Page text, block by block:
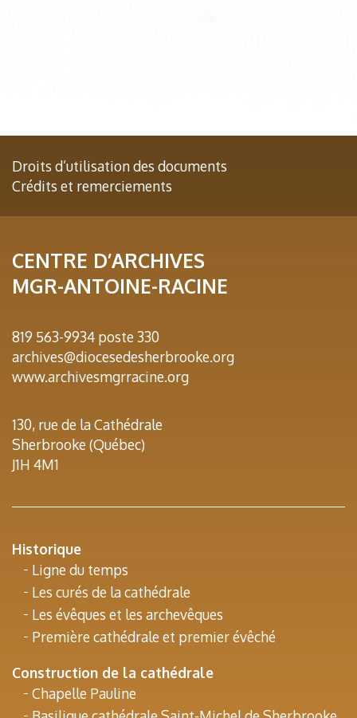
Droits d’utilisation des documents
Crédits et remerciements
CENTRE D’ARCHIVES
MGR-ANTOINE-RACINE
819 563-9934 poste 330
archives@diocesedesherbrooke.org
www.archivesmgrracine.org
130, rue de la Cathédrale
Sherbrooke (Québec)
J1H 4M1
Historique
Ligne du temps
Les curés de la cathédrale
Les évêques et les archevêques
Première cathédrale et premier évêché
Construction de la cathédrale
Chapelle Pauline